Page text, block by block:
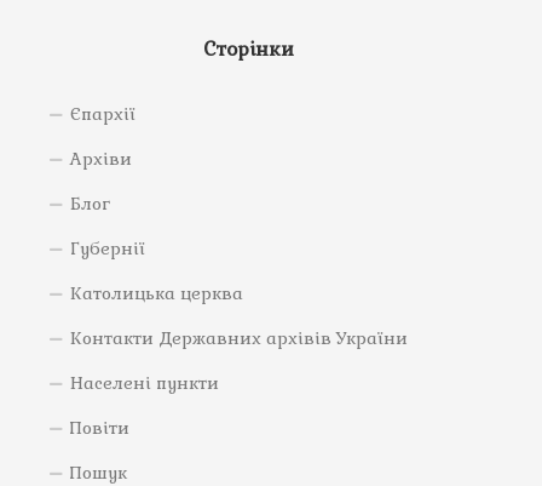
Сторінки
Єпархії
Архіви
Блог
Губернії
Католицька церква
Контакти Державних архівів України
Населені пункти
Повіти
Пошук